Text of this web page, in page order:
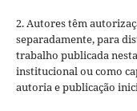
2. Autores têm
separadamente, para
trabalho publicada
institucional ou como
autoria e publicação